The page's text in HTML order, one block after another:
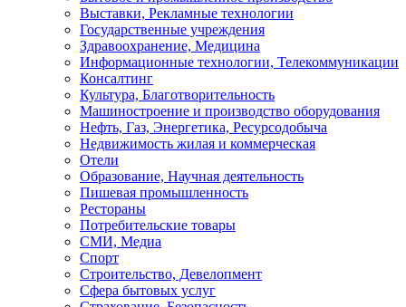
Выставки, Рекламные технологии
Государственные учреждения
Здравоохранение, Медицина
Информационные технологии, Телекоммуникации
Консалтинг
Культура, Благотворительность
Машиностроение и производство оборудования
Нефть, Газ, Энергетика, Ресурсодобыча
Недвижимость жилая и коммерческая
Отели
Образование, Научная деятельность
Пишевая промышленность
Рестораны
Потребительские товары
СМИ, Медиа
Спорт
Строительство, Девелопмент
Сфера бытовых услуг